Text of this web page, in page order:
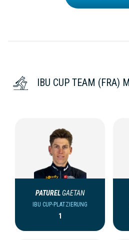
IBU CUP TEAM (FRA)
PATURELGAETAN
IBU CUP-PLATZIERUNG
1